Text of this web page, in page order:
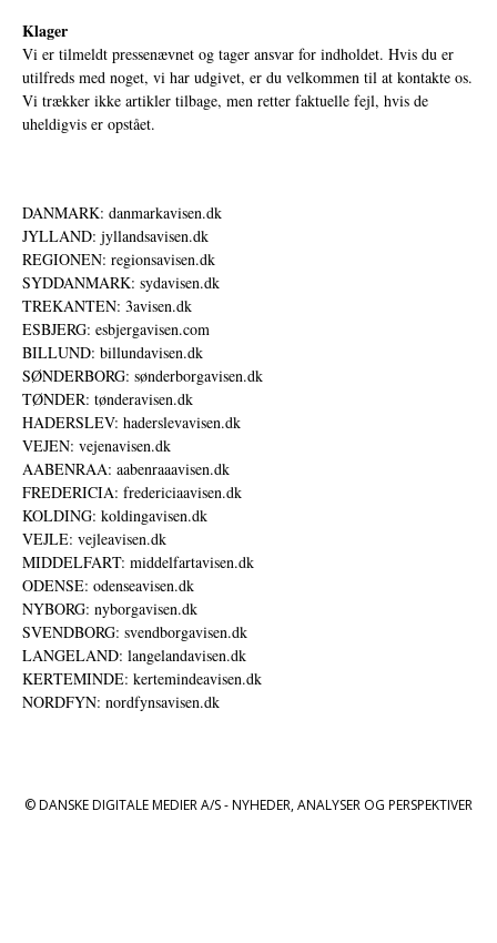
Klager
Vi er tilmeldt pressenævnet og tager ansvar for indholdet. Hvis du er
utilfreds med noget, vi har udgivet, er du velkommen til at kontakte os.
Vi trækker ikke artikler tilbage, men retter faktuelle fejl, hvis de
uheldigvis er opstået.
DANMARK: danmarkavisen.dk
JYLLAND: jyllandsavisen.dk
REGIONEN: regionsavisen.dk
SYDDANMARK: sydavisen.dk
TREKANTEN: 3avisen.dk
ESBJERG: esbjergavisen.com
BILLUND: billundavisen.dk
SØNDERBORG: sønderborgavisen.dk
TØNDER: tønderavisen.dk
HADERSLEV: haderslevavisen.dk
VEJEN: vejenavisen.dk
AABENRAA: aabenraaavisen.dk
FREDERICIA: fredericiaavisen.dk
KOLDING: koldingavisen.dk
VEJLE: vejleavisen.dk
MIDDELFART: middelfartavisen.dk
ODENSE: odenseavisen.dk
NYBORG: nyborgavisen.dk
SVENDBORG: svendborgavisen.dk
LANGELAND: langelandavisen.dk
KERTEMINDE: kertemindeavisen.dk
NORDFYN: nordfynsavisen.dk
© DANSKE DIGITALE MEDIER A/S - NYHEDER, ANALYSER OG PERSPEKTIVER